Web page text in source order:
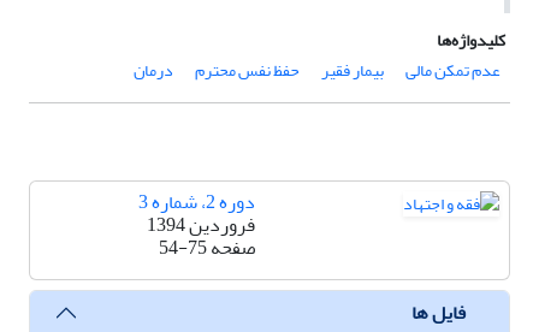
کلیدواژه‌ها
عدم تمکن مالی
بیمار فقیر حفظ نفس محترم درمان
دوره 2، شماره 3
فروردین 1394
صفحه54-75
فایل ها